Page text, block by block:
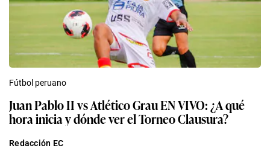
Fútbol peruano
Juan Pablo II vs Atlético Grau EN VIVO: ¿A qué
hora inicia y dónde ver el Torneo Clausura?
Redacción EC